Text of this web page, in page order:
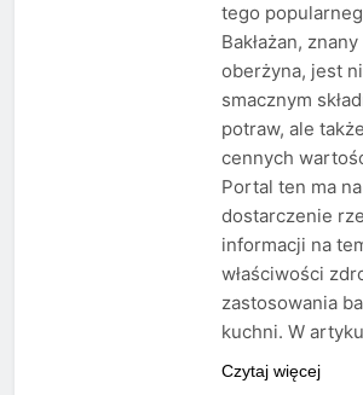
tego
Bakłażan,
oberżyna, jest
smacznym
potraw, ale
cennych
Portal ten ma
dostarczenie
informacji na
właściwości
zastosowania
kuchni. W
Czytaj więcej